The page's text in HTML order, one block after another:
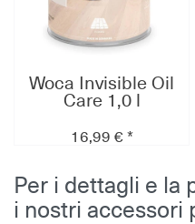
Woca Invisible Oil
Care 1,0 l
16,99 € *
Per i dettagli e la
i nostri accessori